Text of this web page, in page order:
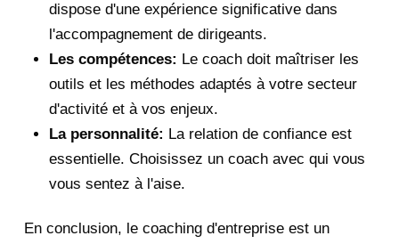
dispose d'une expérience significative dans
l'accompagnement de dirigeants.
Les compétences: Le coach doit maîtriser les
outils et les méthodes adaptés à votre secteur
d'activité et à vos enjeux.
La personnalité: La relation de confiance est
essentielle. Choisissez un coach avec qui vous
vous sentez à l'aise.
En conclusion, le coaching d'entreprise est un